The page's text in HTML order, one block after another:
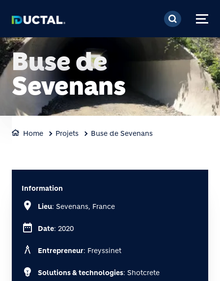
Aller au contenu
Home Projets Buse de Sevenans
Buse de
Sevenans
Information
location_on Lieu: Sevenans, France
date_range Date: 2020
architecture Entrepreneur: Freyssinet
emoji_objects Solutions & technologies: Shotcrete